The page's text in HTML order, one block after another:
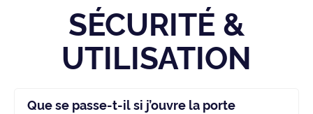
SÉCURITÉ &
UTILISATION
Que se passe-t-il si j’ouvre la porte